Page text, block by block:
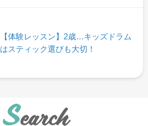
【体験レッスン】2歳…キッズドラム
はスティック選びも大切！